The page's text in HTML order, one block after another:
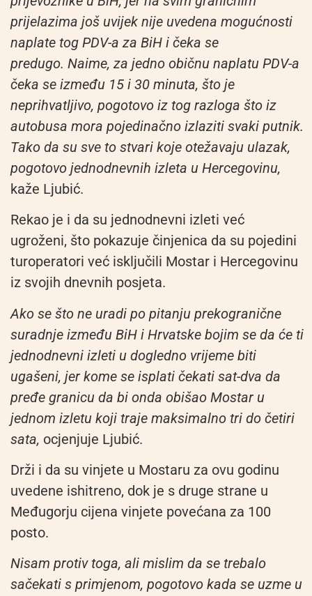
prijelazima još uvijek nije uvedena mogućnosti
naplate tog PDV-a za BiH i čeka se
predugo. Naime, za jedno običnu naplatu PDV-a
čeka se između 15 i 30 minuta, što je
neprihvatljivo, pogotovo iz tog razloga što iz
autobusa mora pojedinačno izlaziti svaki putnik.
Tako da su sve to stvari koje otežavaju ulazak,
pogotovo jednodnevnih izleta u Hercegovinu,
kaže Ljubić.
Rekao je i da su jednodnevni izleti već
ugroženi, što pokazuje činjenica da su pojedini
turoperatori već isključili Mostar i Hercegovinu
iz svojih dnevnih posjeta.
Ako se što ne uradi po pitanju prekogranične
suradnje između BiH i Hrvatske bojim se da će ti
jednodnevni izleti u dogledno vrijeme biti
ugašeni, jer kome se isplati čekati sat-dva da
pređe granicu da bi onda obišao Mostar u
jednom izletu koji traje maksimalno tri do četiri
sata, ocjenjuje Ljubić.
Drži i da su vinjete u Mostaru za ovu godinu
uvedene ishitreno, dok je s druge strane u
Međugorju cijena vinjete povećana za 100
posto.
Nisam protiv toga, ali mislim da se trebalo
sačekati s primjenom, pogotovo kada se uzme u